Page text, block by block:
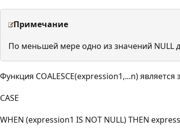
Примечание
По меньшей мере одно из значений NULL
Функция COALESCE(expression1,...n)
CASE
WHEN (expression1 IS NOT NULL) THEN